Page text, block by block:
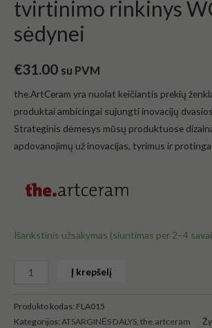
tvirtinimo rinkinys
sėdynei
€31.00 su PVM
the.ArtCeram yra nuolat keičiantis prekių
produktai ambicingai sujungti inovacijų
Strateginis dėmesys mūsų produktuose
apdovanojimų už inovacijas, tyrimus ir
Išankstinis užsakymas (siuntimas per 2–4
WC
Į krepšelį
Produkto kodas: FLA015
Kategorijos: ATSARGINĖS DALYS, the.artceram